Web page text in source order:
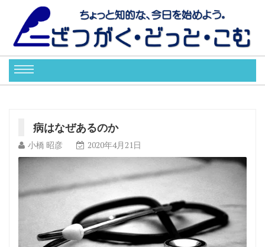
病はなぜあるのか
小橋 昭彦 2020年4月21日